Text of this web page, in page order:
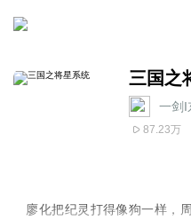
三国之
一剑I
87.23万
廖化把纪灵打得像狗一样，